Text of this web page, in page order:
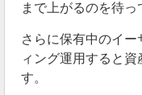
まで上がるのを待っ
さらに保有中のイ
ィング運用すると
す。